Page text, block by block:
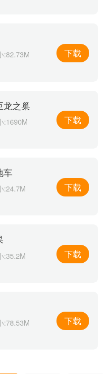
:82.73M 下载
龙之巢
:1690M 下载
车
:24.7M 下载
:35.2M 下载
:78.53M 下载